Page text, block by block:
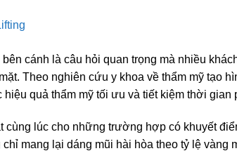
cánh là câu hỏi quan trọng mà nhiều
Theo nghiên cứu y khoa về thẩm mỹ tạo
quả thẩm mỹ tối ưu và tiết kiệm thời gian
lúc cho những trường hợp có khuyết
mang lại dáng mũi hài hòa theo tỷ lệ vàng